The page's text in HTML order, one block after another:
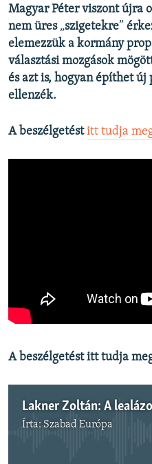
Valamennyi RFE/RL
Magyar Péter viszont újra
nem üres „szigetekre”
elemezzük a kormány
választási mozgások
és azt is, hogyan építhet új
ellenzék.
A beszélgetéstitt tudja
A beszélgetést itt tudja
Írta: Szabad Európa
Jelenleg